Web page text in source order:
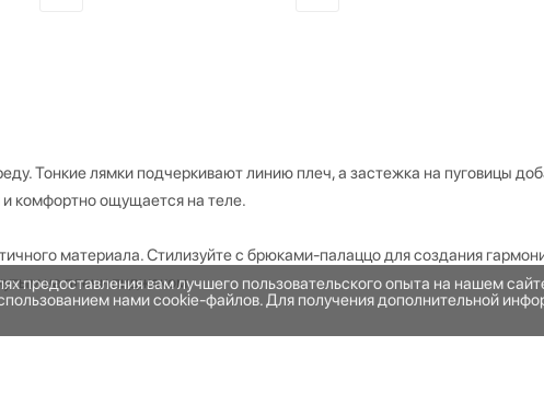
Тонкие лямки подчеркивают линию плеч, а застежка на пуговицы
комфортно ощущается на теле.
материала. Стилизуйте с брюками-палаццо для создания
на плечи пиджаком.
предоставления вам лучшего пользовательского опыта на нашем
нами cookie-файлов. Для получения дополнительной